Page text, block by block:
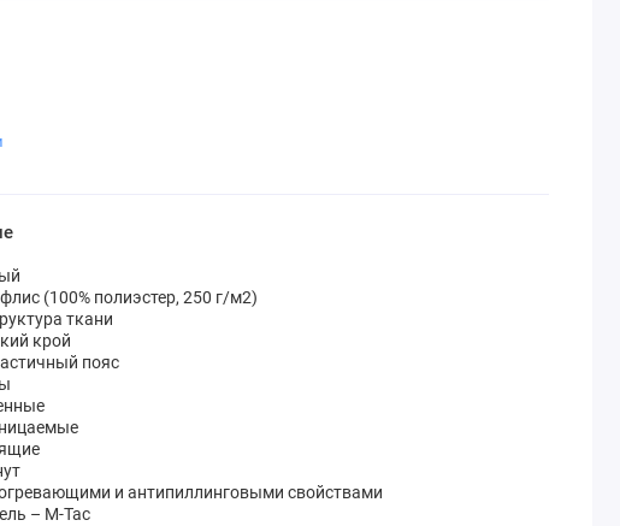
(100% полиэстер, 250 г/м2)
ткани
крой
пояс
и антипиллинговыми свойствами
– M-Tac